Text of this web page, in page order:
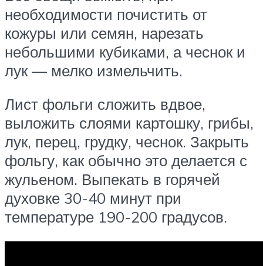
необходимости почистить от
кожуры или семян, нарезать
небольшими кубиками, а чеснок и
лук — мелко измельчить.
Лист фольги сложить вдвое,
выложить слоями картошку, грибы,
лук, перец, грудку, чеснок. Закрыть
фольгу, как обычно это делается с
жульеном. Выпекать в горячей
духовке 30-40 минут при
температуре 190-200 градусов.